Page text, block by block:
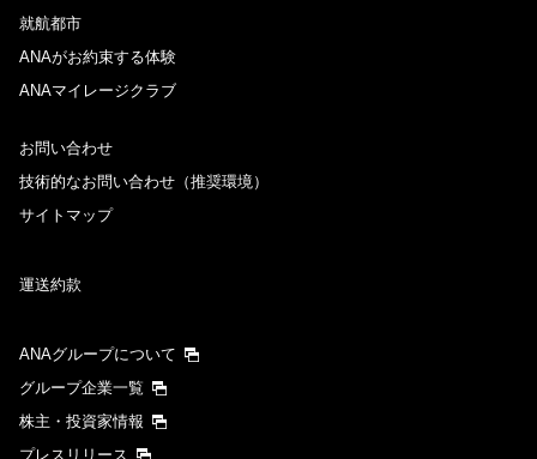
就航都市
ANAがお約束する体験
ANAマイレージクラブ
お問い合わせ
技術的なお問い合わせ（推奨環境）
サイトマップ
運送約款
ANAグループについて
グループ企業一覧
株主・投資家情報
プレスリリース